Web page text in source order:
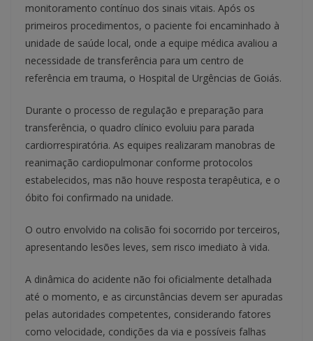
monitoramento contínuo dos sinais vitais. Após os
primeiros procedimentos, o paciente foi encaminhado à
unidade de saúde local, onde a equipe médica avaliou a
necessidade de transferência para um centro de
referência em trauma, o Hospital de Urgências de Goiás.
Durante o processo de regulação e preparação para
transferência, o quadro clínico evoluiu para parada
cardiorrespiratória. As equipes realizaram manobras de
reanimação cardiopulmonar conforme protocolos
estabelecidos, mas não houve resposta terapêutica, e o
óbito foi confirmado na unidade.
O outro envolvido na colisão foi socorrido por terceiros,
apresentando lesões leves, sem risco imediato à vida.
A dinâmica do acidente não foi oficialmente detalhada
até o momento, e as circunstâncias devem ser apuradas
pelas autoridades competentes, considerando fatores
como velocidade, condições da via e possíveis falhas